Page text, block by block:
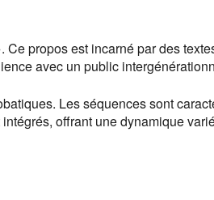
propos est incarné par des
avec un public
Les séquences sont
offrant une dynamique